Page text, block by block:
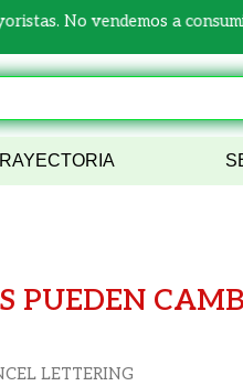
No vendemos a
PUEDEN
LETTERING